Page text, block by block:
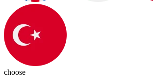
choose